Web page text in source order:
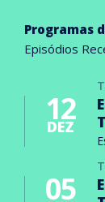
Programas
Episódios
12
DEZ
05